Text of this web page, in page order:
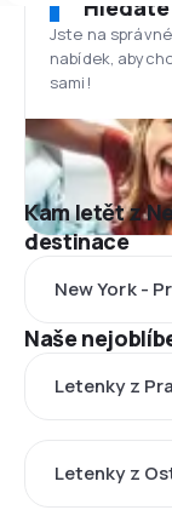
Jste na
nabídek,
sami!
Kam letět z
destinace
New York -
Naše
Letenky z
Letenky z